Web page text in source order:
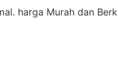
harga Murah dan